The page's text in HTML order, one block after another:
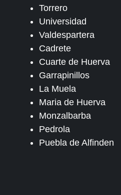
Torrero
Universidad
Valdespartera
Cadrete
Cuarte de Huerva
Garrapinillos
La Muela
Maria de Huerva
Monzalbarba
Pedrola
Puebla de Alfinden